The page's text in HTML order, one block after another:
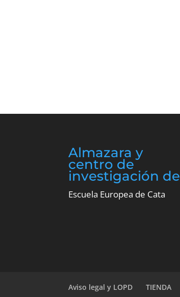
Almazara y
centro de
investigación de
Escuela Europea de Cata
Aviso legal y LOPD TIENDA